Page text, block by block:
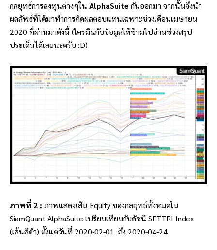
กลยุทธ์การลงทุนต่างๆใน AlphaSuite กันออกมา จากนั้นจึงนำ
ผลลัพธ์ที่ได้มาทำการคิดผลตอบแทนเฉพาะช่วงเดือนเมษายน
2020 ที่ผ่านมาดังนี้ (ใครมึนกับข้อมูลให้ข้ามไปอ่านช่วงสรุป
ประเด็นได้เลยนะครับ :D)
ภาพที่ 2 : ภาพแสดงเส้น Equity ของกลยุทธ์ทั้งหมดใน
SiamQuant AlphaSuite เปรียบเทียบกับดัชนี SETTRI Index
(เส้นสีดำ) ตั้งแต่วันที่ 2020-02-01 ถึง 2020-04-24